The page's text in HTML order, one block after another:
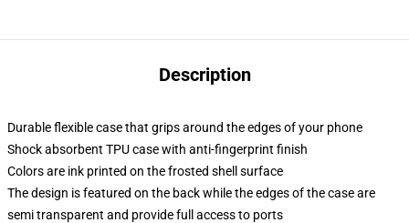
Description
Durable flexible case that grips around the edges of your phone
Shock absorbent TPU case with anti-fingerprint finish
Colors are ink printed on the frosted shell surface
The design is featured on the back while the edges of the case are
semi transparent and provide full access to ports